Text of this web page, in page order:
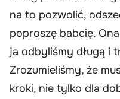
na to pozwolić,
poproszę babcię.
ja odbyliśmy długą i
Zrozumieliśmy, że
kroki, nie tylko dla